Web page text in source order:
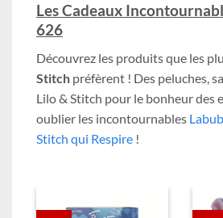
Les Cadeaux
626
Découvrez les produits que les
Stitch préfèrent ! Des peluches,
Lilo & Stitch pour le bonheur des
oublier les incontournables
Stitch qui Respire !